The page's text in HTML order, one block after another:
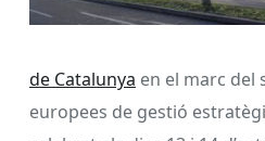
de Catalunya en el marc del
europees de gestió